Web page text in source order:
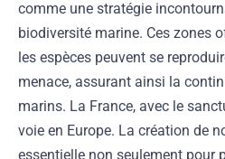
comme une stratégie
biodiversité marine. Ces zones
les espèces peuvent se
menace, assurant ainsi la
marins. La France, avec le
voie en Europe. La création de
essentielle non seulement pour